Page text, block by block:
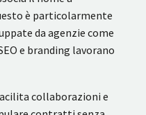
è particolarmente
da agenzie come
e branding lavorano
collaborazioni e